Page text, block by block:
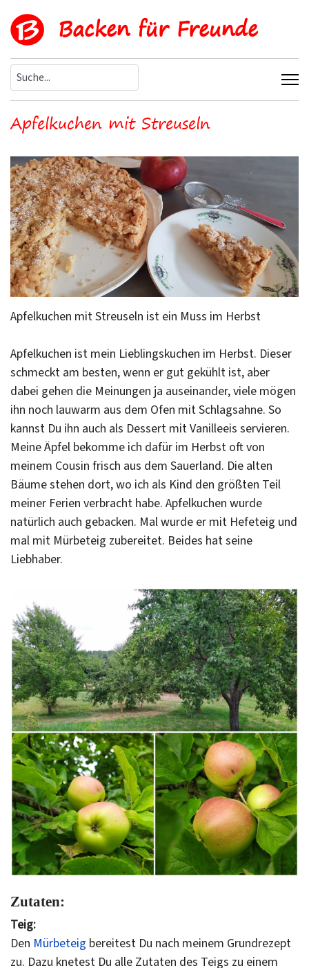
Backen für Freunde
Apfelkuchen mit Streuseln
Apfelkuchen mit Streuseln ist ein Muss im Herbst
Apfelkuchen ist mein Lieblingskuchen im Herbst. Dieser
schmeckt am besten, wenn er gut gekühlt ist, aber
dabei gehen die Meinungen ja auseinander, viele mögen
ihn noch lauwarm aus dem Ofen mit Schlagsahne. So
kannst Du ihn auch als Dessert mit Vanilleeis servieren.
Meine Äpfel bekomme ich dafür im Herbst oft von
meinem Cousin frisch aus dem Sauerland. Die alten
Bäume stehen dort, wo ich als Kind den größten Teil
meiner Ferien verbracht habe. Apfelkuchen wurde
natürlich auch gebacken. Mal wurde er mit Hefeteig und
mal mit Mürbeteig zubereitet. Beides hat seine
Liebhaber.
Zutaten:
Teig:
Den Mürbeteig bereitest Du nach meinem Grundrezept
zu. Dazu knetest Du alle Zutaten des Teigs zu einem